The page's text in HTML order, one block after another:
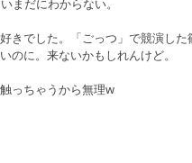
まだにわからない。
きでした。「ごっつ」で競演した
のに。来ないかもしれんけど。
っちゃうから無理w